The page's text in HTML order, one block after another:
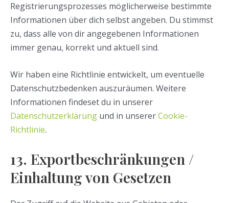
Registrierungsprozesses möglicherweise bestimmte
Informationen über dich selbst angeben. Du stimmst
zu, dass alle von dir angegebenen Informationen
immer genau, korrekt und aktuell sind.
Wir haben eine Richtlinie entwickelt, um eventuelle
Datenschutzbedenken auszuräumen. Weitere
Informationen findeset du in unserer
Datenschutzerklärung und in unsererCookie-
Richtlinie.
13. Exportbeschränkungen /
Einhaltung von Gesetzen